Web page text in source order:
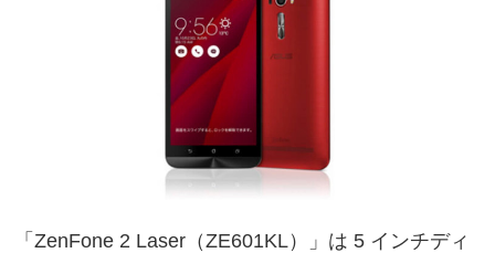
「ZenFone 2 Laser（ZE601KL）」は 5 インチディ